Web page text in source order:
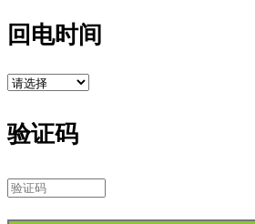
回电时间
验证码